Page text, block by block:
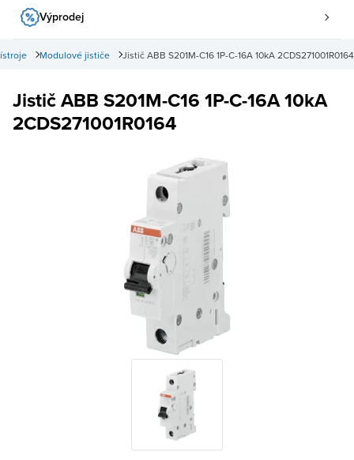
Výprodej
Jistič ABB S201M-C16 1P-C-16A 10kA 2CDS271001R0164
Modulové jističe
Jistič ABB S201M-C16 1P-C-16A 10kA
2CDS271001R0164